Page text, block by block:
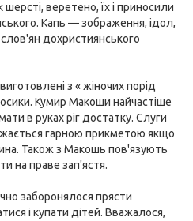
шерсті, веретено, їх і приносили
Капь — зображення, ідол,
дохристиянського
з « жіночих порід
Кумир Макоши найчастіше
в руках ріг достатку. Слуги
гарною прикметою якщо
Також з Макошь пов'язують
на праве зап'ястя.
заборонялося прясти
і купати дітей. Вважалося,